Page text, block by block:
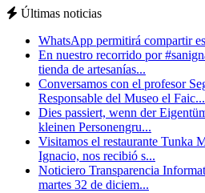
Últimas noticias
WhatsApp permitirá compartir
En nuestro recorrido por
tienda de artesanías...
Conversamos con el profesor
Responsable del Museo el Faic...
Dies passiert, wenn der
kleinen Personengru...
Visitamos el restaurante Tunka
Ignacio, nos recibió s...
Noticiero Transparencia
martes 32 de diciem...